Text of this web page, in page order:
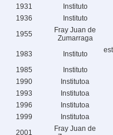
1931
Instituto
1936
Instituto
1955
Fray Juan de
Zumarraga
1983 Instituto
1985
Instituto
1990
Institutoa
1993
Institutoa
1996
Institutoa
1999
Institutoa
2001
Fray Juan de